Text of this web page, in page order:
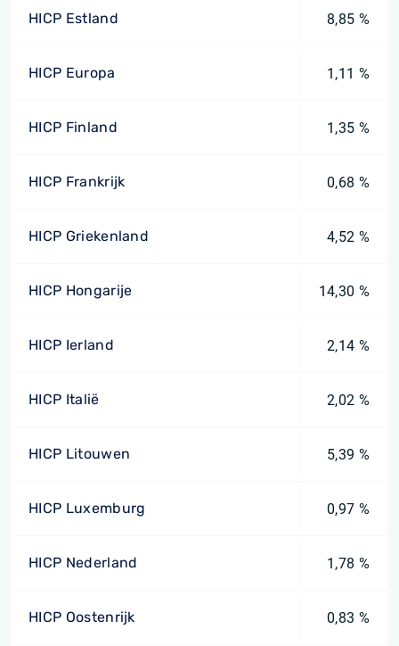
HICP Estland 8,85 %
HICP Europa 1,11 %
HICP Finland 1,35 %
HICP Frankrijk 0,68 %
HICP Griekenland 4,52 %
HICP Hongarije 14,30 %
HICP Ierland 2,14 %
HICP Italië 2,02 %
HICP Litouwen 5,39 %
HICP Luxemburg 0,97 %
HICP Nederland 1,78 %
HICP Oostenrijk 0,83 %